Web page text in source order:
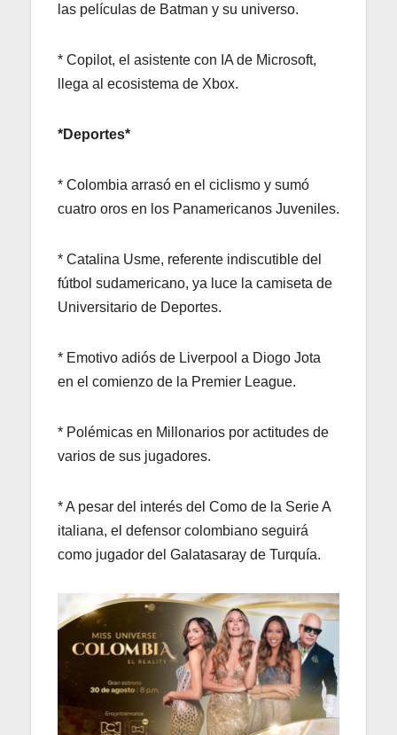
las películas de Batman y su universo.
* Copilot, el asistente con IA de Microsoft,
llega al ecosistema de Xbox.
*Deportes*
* Colombia arrasó en el ciclismo y sumó
cuatro oros en los Panamericanos Juveniles.
* Catalina Usme, referente indiscutible del
fútbol sudamericano, ya luce la camiseta de
Universitario de Deportes.
* Emotivo adiós de Liverpool a Diogo Jota
en el comienzo de la Premier League.
* Polémicas en Millonarios por actitudes de
varios de sus jugadores.
* A pesar del interés del Como de la Serie A
italiana, el defensor colombiano seguirá
como jugador del Galatasaray de Turquía.